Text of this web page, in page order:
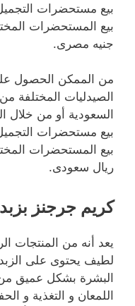
بيع مستحضرات
جنيه مصرى.
من الممكن الحصول
الصيدليات المختلفة
السعودية أو من خلال
بيع مستحضرات
ريال سعودى.
كريم جرجنز
يعد أنه من المنتجات
لطيف يحتوى على
البشرة بشكل عميق من
اللمعان و التغذية و